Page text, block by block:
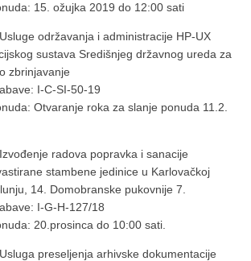
15. ožujka 2019 do 12:00 sati
održavanja i administracije HP-UX
sustava Središnjeg državnog ureda za
zbrinjavanje
I-C-SI-50-19
Otvaranje roka za slanje ponuda 11.2.
radova popravka i sanacije
stambene jedinice u Karlovačkoj
14. Domobranske pukovnije 7.
I-G-H-127/18
20.prosinca do 10:00 sati.
preseljenja arhivske dokumentacije